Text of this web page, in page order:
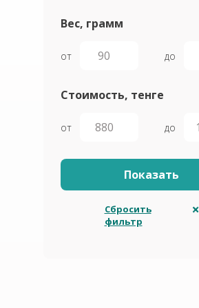
Вес, грамм
от до
Стоимость, тенге
от до
Сбросить
фильтр